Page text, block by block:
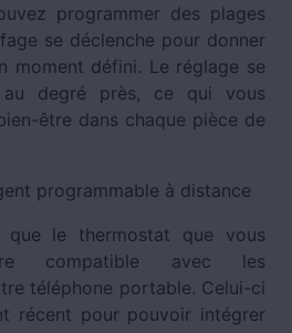
programmer des plages
se déclenche pour donner
moment défini. Le réglage se
degré près, ce qui vous
être dans chaque pièce de
programmable à distance
que le thermostat que vous
compatible avec les
téléphone portable. Celui-ci
récent pour pouvoir intégrer